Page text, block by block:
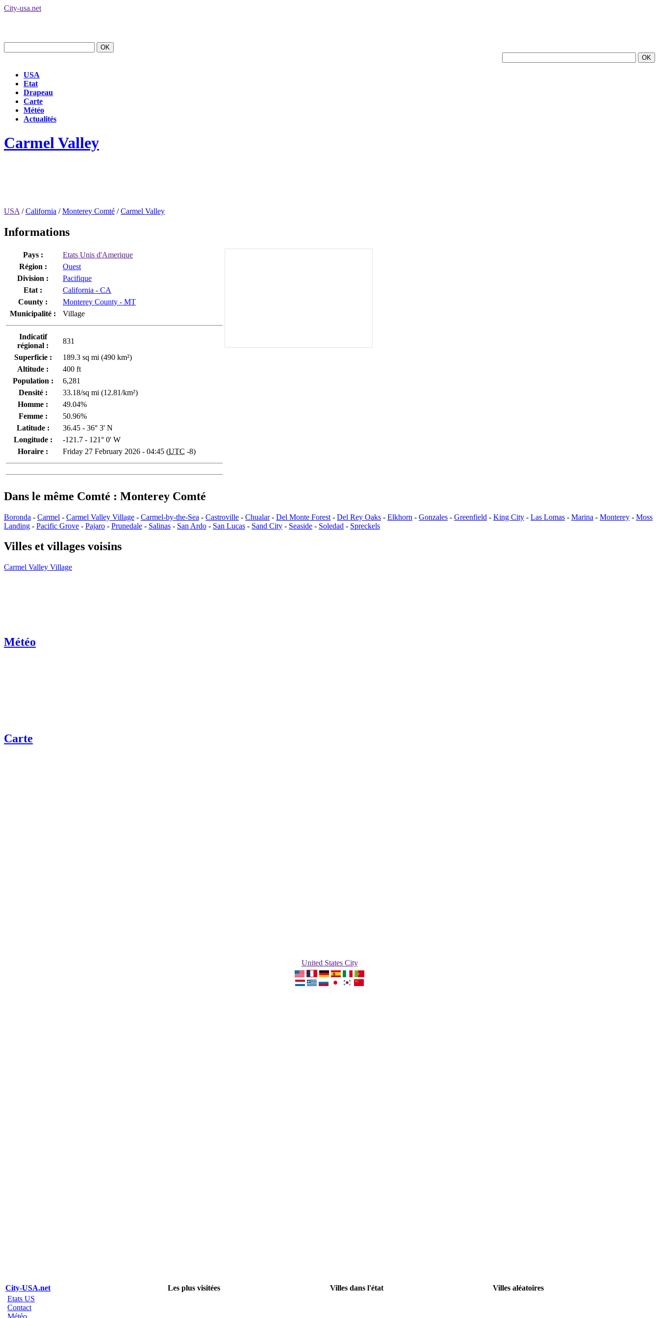
City-usa.net
USA
Etat
Drapeau
Carte
Météo
Actualités
Carmel Valley
USA /California /Monterey Comté /Carmel Valley
Informations
Pays :
Etats Unis d'Amerique
Région :
Ouest
Division :
Pacifique
Etat :
California - CA
County :
Monterey County - MT
Municipalité :
Village
Indicatif
régional :
831
Superficie :
189.3 sq mi (490 km²)
Altitude :
400 ft
Population :
6,281
Densité :
33.18/sq mi (12.81/km²)
Homme :
49.04%
Femme :
50.96%
Latitude :
36.45 - 36° 3' N
Longitude :
-121.7 - 121° 0' W
Horaire :
Friday 27 February 2026 - 04:45 (UTC -8)
Dans le même Comté : Monterey Comté
Boronda - Carmel - Carmel Valley Village - Carmel-by-the-Sea - Castroville - Chualar- Del Monte Forest - Del Rey Oaks - Elkhorn - Gonzales - Greenfield - King City - Las Lomas - Marina - Monterey - Moss
Landing - Pacific Grove - Pajaro - Prunedale - Salinas - San Ardo - San Lucas - Sand City - Seaside - Soledad - Spreckels
Villes et villages voisins
Carmel Valley Village
Météo
Carte
United States City
City-USA.net Les plus visitées Villes dans l'état
Villes aléatoires
Etats US
Contact
Météo